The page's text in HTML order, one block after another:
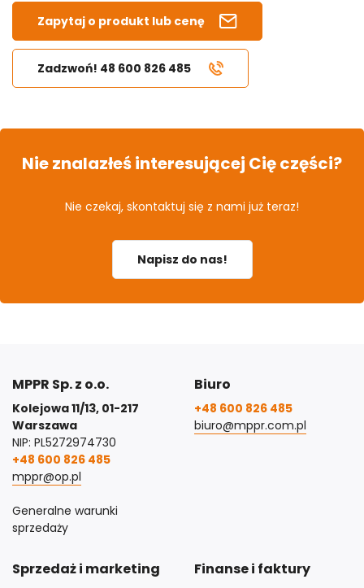
Zapytaj o produkt lub cenę
Zadzwoń! 48 600 826 485
Nie znalazłeś interesującej Cię części?
Nie czekaj, skontaktuj się z nami już teraz!
Napisz do nas!
MPPR Sp. z o.o.
Kolejowa 11/13, 01-217
Warszawa
NIP: PL5272974730
+48 600 826 485
mppr@op.pl
Generalne warunki
sprzedaży
Biuro
+48 600 826 485
biuro@mppr.com.pl
Sprzedaż i marketing Finanse i faktury